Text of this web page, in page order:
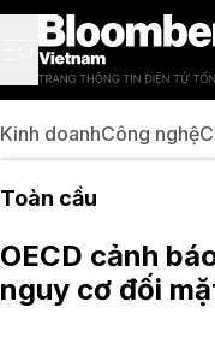
Kinh doanhCông nghệ
Toàn cầu
OECD cảnh
nguy cơ đối